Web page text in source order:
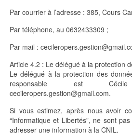
Par courrier à l’adresse : 385, Cours
Par téléphone, au 0632433309 ;
Par mail :
Article 4.2 : Le délégué à la protection
Le délégué à la protection des
responsable est
cecileropers.gestion@gmail.com.
Si vous estimez, après nous avoir
“Informatique et Libertés”, ne sont
adresser une information à la CNIL.